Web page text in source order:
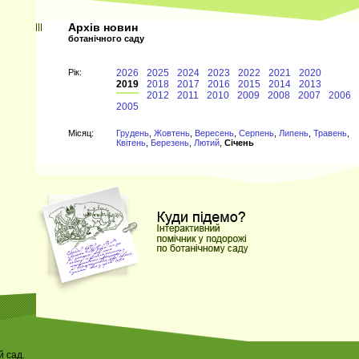
Архів новин
ботанічного саду
Рiк: 2026 2025 2024 2023 2022 2021
2020
2019
2018 2017 2016 2015 2014
2013
2012
2011 2010 2009 2008 2007
2006
2005
Мiсяц: Грудень Жовтень Вересень Серпень Липень Травень
Квітень Березень Лютий Січень
сад.